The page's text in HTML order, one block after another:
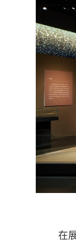
在